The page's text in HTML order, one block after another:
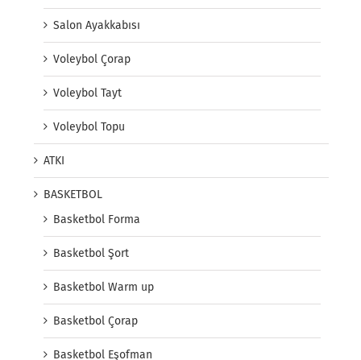
Salon Ayakkabısı
Voleybol Çorap
Voleybol Tayt
Voleybol Topu
ATKI
BASKETBOL
Basketbol Forma
Basketbol Şort
Basketbol Warm up
Basketbol Çorap
Basketbol Eşofman